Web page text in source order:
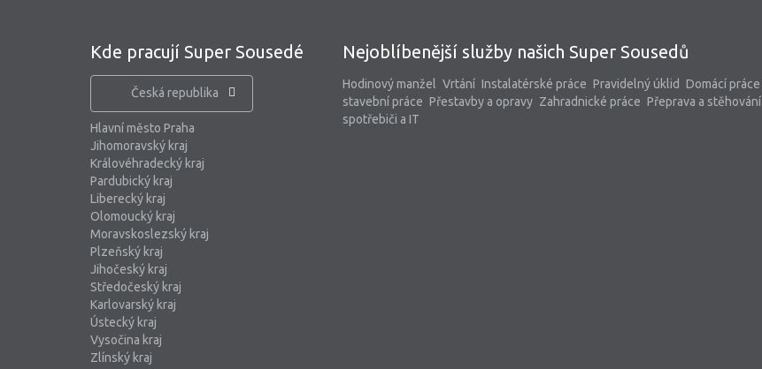
Kde pracují Super Sousedé
Česká republika
Hlavní město Praha
Jihomoravský kraj
Královéhradecký kraj
Pardubický kraj
Liberecký kraj
Olomoucký kraj
Moravskoslezský kraj
Plzeňský kraj
Jihočeský kraj
Středočeský kraj
Karlovarský kraj
Ústecký kraj
Vysočina kraj
Zlínský kraj
Nejoblíbenější služby našich Super Sousedů
Hodinový manžel Vrtání Instalatérské práce Pravidelný úklid Domácí práce
stavební práce Přestavby a opravy Zahradnické práce Přeprava a stěhování
spotřebiči a IT